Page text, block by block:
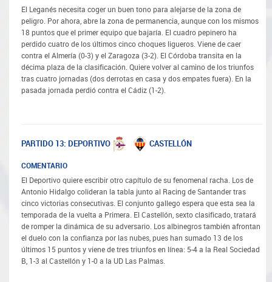
El Leganés necesita coger un buen tono para alejarse de la zona de
peligro. Por ahora, abre la zona de permanencia, aunque con los mismos
18 puntos que el primer equipo que bajaría. El cuadro pepinero ha
perdido cuatro de los últimos cinco choques ligueros. Viene de caer
contra el Almería (0-3) y el Zaragoza (3-2). El Córdoba transita en la
décima plaza de la clasificación. Quiere volver al camino de los triunfos
tras cuatro jornadas (dos derrotas en casa y dos empates fuera). En la
pasada jornada perdió contra el Cádiz (1-2).
PARTIDO 13: DEPORTIVO CASTELLÓN
COMENTARIO
El Deportivo quiere escribir otro capítulo de su fenomenal racha. Los de
Antonio Hidalgo colideran la tabla junto al Racing de Santander tras
cinco victorias consecutivas. El conjunto gallego espera que esta sea la
temporada de la vuelta a Primera. El Castellón, sexto clasificado, tratará
de romper la dinámica de su adversario. Los albinegros también afrontan
el duelo con la confianza por las nubes, pues han sumado 13 de los
últimos 15 puntos y viene de tres triunfos en línea: 5-4 a la Real Sociedad
B, 1-3 al Castellón y 1-0 a la UD Las Palmas.